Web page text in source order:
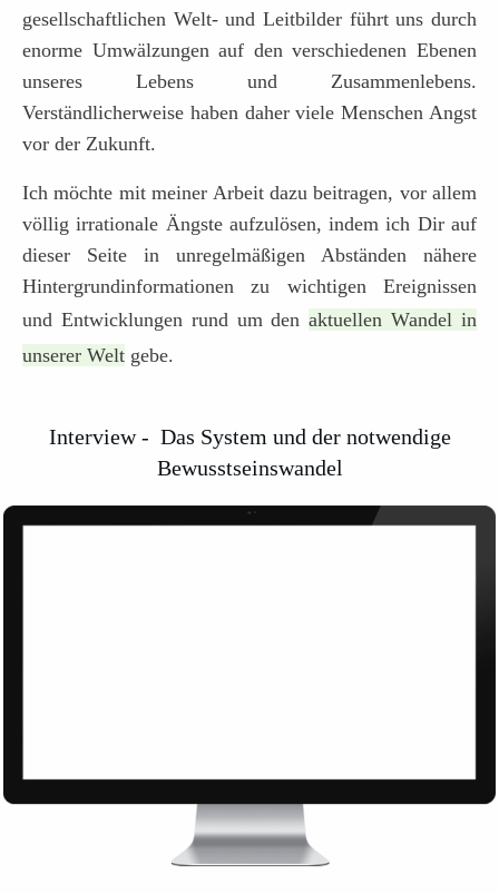
gesellschaftlichen Welt- und Leitbilder führt uns durch
enorme Umwälzungen auf den verschiedenen Ebenen
unseres Lebens und Zusammenlebens.
Verständlicherweise haben daher viele Menschen Angst
vor der Zukunft.
Ich möchte mit meiner Arbeit dazu beitragen, vor allem
völlig irrationale Ängste aufzulösen, indem ich Dir auf
dieser Seite in unregelmäßigen Abständen nähere
Hintergrundinformationen zu wichtigen Ereignissen
und Entwicklungen rund um denaktuellen Wandel in
unserer Welt gebe.
Interview - Das System und der notwendige
Bewusstseinswandel